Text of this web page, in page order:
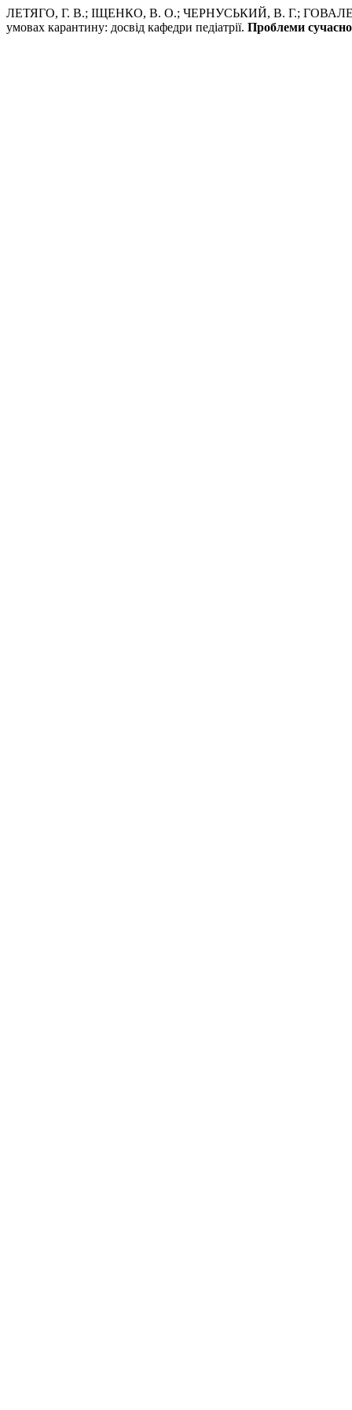
ЛЕТЯГО, Г. В.; ІЩЕНКО, В. О.; ЧЕРНУСЬКИЙ, В. Г.;
умовах карантину: досвід кафедри педіатрії. Проблеми